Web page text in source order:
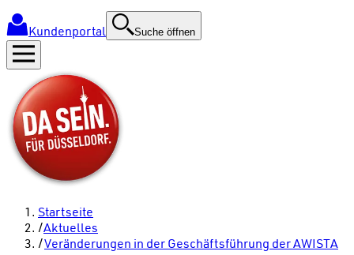
Kundenportal Suche öffnen
Startseite
/Aktuelles
/Veränderungen in der Geschäftsführung der AWISTA